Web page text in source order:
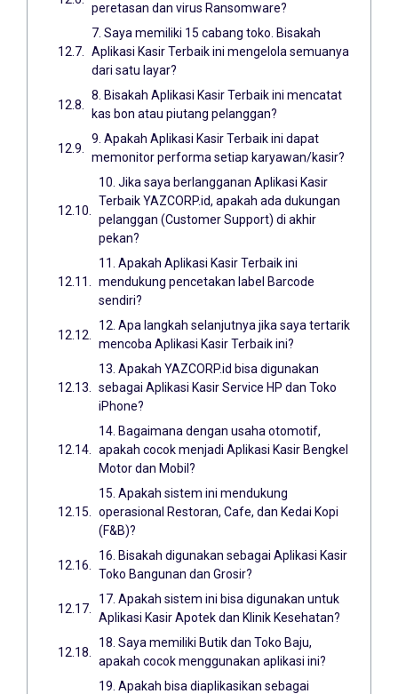
peretasan dan virus Ransomware?
7. Saya memiliki 15 cabang toko. Bisakah
Aplikasi Kasir Terbaik ini mengelola semuanya
dari satu layar?
8. Bisakah Aplikasi Kasir Terbaik ini mencatat
kas bon atau piutang pelanggan?
9. Apakah Aplikasi Kasir Terbaik ini dapat
memonitor performa setiap karyawan/kasir?
10. Jika saya berlangganan Aplikasi Kasir
Terbaik YAZCORP.id, apakah ada dukungan
pelanggan (Customer Support) di akhir
pekan?
11. Apakah Aplikasi Kasir Terbaik ini
mendukung pencetakan label Barcode
sendiri?
12. Apa langkah selanjutnya jika saya tertarik
mencoba Aplikasi Kasir Terbaik ini?
13. Apakah YAZCORP.id bisa digunakan
sebagai Aplikasi Kasir Service HP dan Toko
iPhone?
14. Bagaimana dengan usaha otomotif,
apakah cocok menjadi Aplikasi Kasir Bengkel
Motor dan Mobil?
15. Apakah sistem ini mendukung
operasional Restoran, Cafe, dan Kedai Kopi
(F&B)?
16. Bisakah digunakan sebagai Aplikasi Kasir
Toko Bangunan dan Grosir?
17. Apakah sistem ini bisa digunakan untuk
Aplikasi Kasir Apotek dan Klinik Kesehatan?
18. Saya memiliki Butik dan Toko Baju,
apakah cocok menggunakan aplikasi ini?
19. Apakah bisa diaplikasikan sebagai